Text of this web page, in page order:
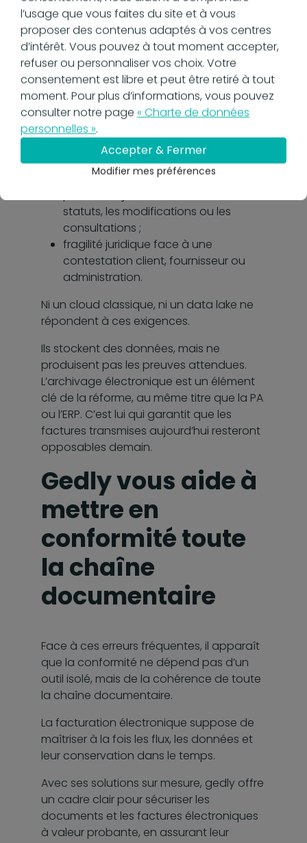
Dans le cadre de la facturation
électronique, l’archivage n’est pas
synonyme de stockage. Il conditionne la
valeur juridique de la facture dès sa
création et tout au long de son cycle de
vie.
Le défaut de dispositif d’archivage
conforme entraîne plusieurs risques :
impossibilité de prouver l’intégrité
d’une facture en cas de contrôle ;
statuts, les modifications ou les
consultations ;
fragilité juridique face à une
contestation client, fournisseur ou
administration.
Ni un cloud classique, ni un data lake ne
répondent à ces exigences.
Ils stockent des données, mais ne
produisent pas les preuves attendues.
L’archivage électronique est un élément
clé de la réforme, au même titre que la PA
ou l’ERP. C’est lui qui garantit que les
factures transmises aujourd’hui resteront
opposables demain.
Gedly vous aide à
mettre en
conformité toute
la chaîne
documentaire
Face à ces erreurs fréquentes, il apparaît
que la conformité ne dépend pas d’un
outil isolé, mais de la cohérence de toute
la chaîne documentaire.
La facturation électronique suppose de
maîtriser à la fois les flux, les données et
leur conservation dans le temps.
Avec ses solutions sur mesure, gedly offre
un cadre clair pour sécuriser les
documents et les factures électroniques
à valeur probante, en assurant leur
l’usage que vous faites du site et à vous
proposer des contenus adaptés à vos centres
d’intérêt. Vous pouvez à tout moment accepter,
refuser ou personnaliser vos choix. Votre
consentement est libre et peut être retiré à tout
moment. Pour plus d’informations, vous pouvez
consulter notre page « Charte de données
personnelles ».
Accepter & Fermer
Modifier mes préférences